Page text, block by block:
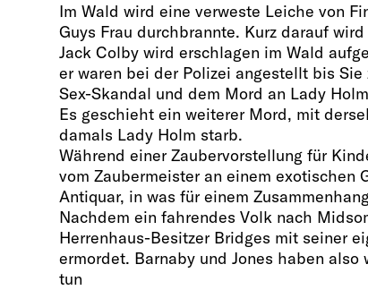
Im Wald wird eine verweste Leiche von
Guys Frau durchbrannte. Kurz darauf
Jack Colby wird erschlagen im Wald
er waren bei der Polizei angestellt bis
Sex-Skandal und dem Mord an Lady
Es geschieht ein weiterer Mord, mit
damals Lady Holm starb.
Während einer Zaubervorstellung für
vom Zaubermeister an einem exotischen
Antiquar, in was für einem
Nachdem ein fahrendes Volk nach
Herrenhaus-Besitzer Bridges mit seiner
ermordet. Barnaby und Jones haben
tun